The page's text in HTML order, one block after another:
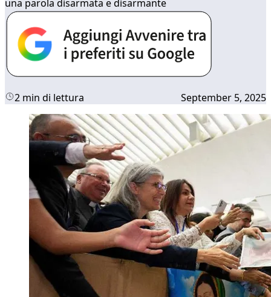
una parola disarmata e disarmante
2 min di lettura September 5, 2025